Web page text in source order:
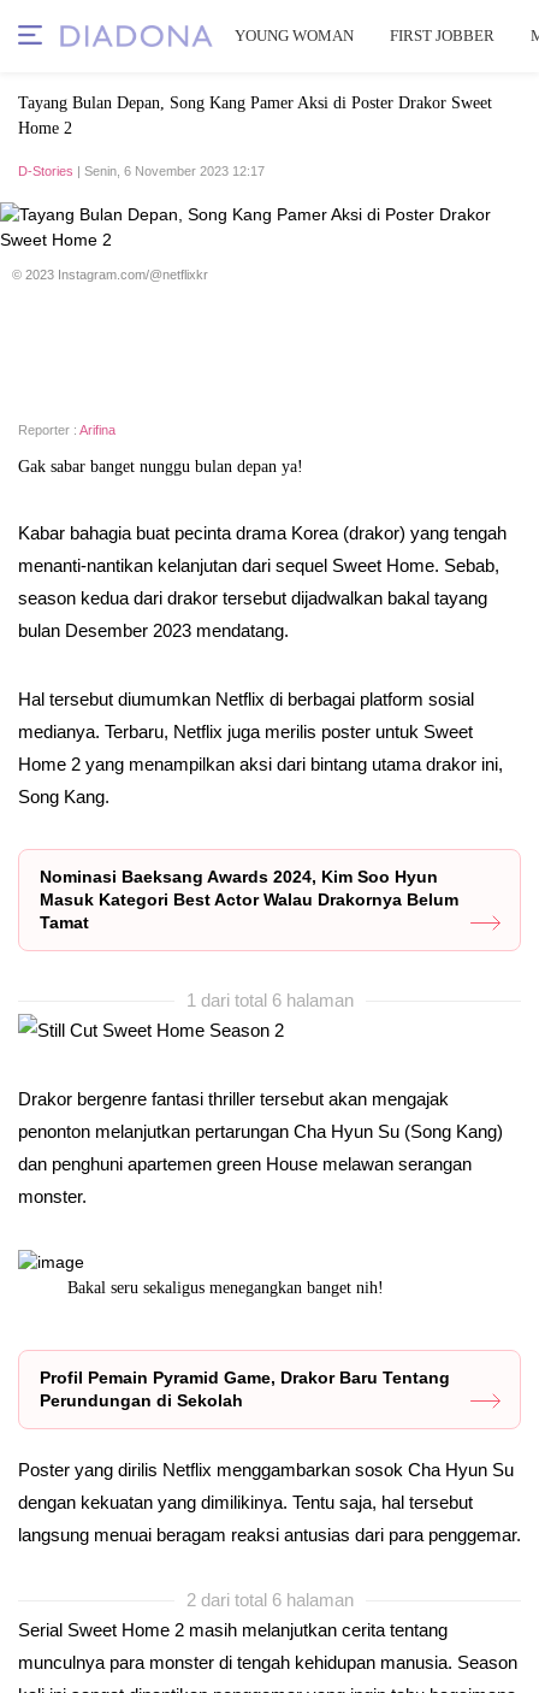
YOUNG WOMAN FIRST JOBBER
Tayang Bulan Depan, Song Kang Pamer Aksi di Poster Drakor Sweet
Home 2
D-Stories | Senin, 6 November 2023 12:17
© 2023 Instagram.com/@netflixkr
Reporter : Arifina
Gak sabar banget nunggu bulan depan ya!
Kabar bahagia buat pecinta drama Korea (drakor) yang tengah
menanti-nantikan kelanjutan dari sequel Sweet Home. Sebab,
season kedua dari drakor tersebut dijadwalkan bakal tayang
bulan Desember 2023 mendatang.
Hal tersebut diumumkan Netflix di berbagai platform sosial
medianya. Terbaru, Netflix juga merilis poster untuk Sweet
Home 2 yang menampilkan aksi dari bintang utama drakor ini,
Song Kang.
Nominasi Baeksang Awards 2024, Kim Soo Hyun
Masuk Kategori Best Actor Walau Drakornya Belum
Tamat
1 dari total 6 halaman
Drakor bergenre fantasi thriller tersebut akan mengajak
penonton melanjutkan pertarungan Cha Hyun Su (Song Kang)
dan penghuni apartemen green House melawan serangan
monster.
Bakal seru sekaligus menegangkan banget nih!
Profil Pemain Pyramid Game, Drakor Baru Tentang
Perundungan di Sekolah
Poster yang dirilis Netflix menggambarkan sosok Cha Hyun Su
dengan kekuatan yang dimilikinya. Tentu saja, hal tersebut
langsung menuai beragam reaksi antusias dari para penggemar.
2 dari total 6 halaman
Serial Sweet Home 2 masih melanjutkan cerita tentang
munculnya para monster di tengah kehidupan manusia. Season